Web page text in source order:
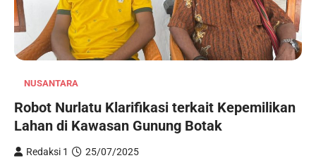
NUSANTARA
Robot Nurlatu Klarifikasi terkait Kepemilikan
Lahan di Kawasan Gunung Botak
Redaksi 1 25/07/2025